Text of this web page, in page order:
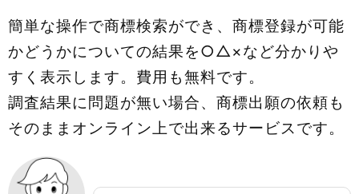
簡単な操作で商標検索ができ、商標登録が可能
かどうかについての結果を○△×など分かりや
すく表示します。費用も無料です。
調査結果に問題が無い場合、商標出願の依頼も
そのままオンライン上で出来るサービスです。